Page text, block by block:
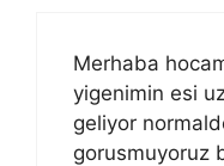
Merhaba
yigenimin esi
geliyor
gorusmuyoruz